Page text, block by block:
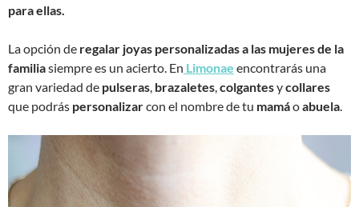
para ellas.
La opción de regalar joyas personalizadas a las mujeres de la
familiasiempre es un acierto. En Limonae encontrarás una
gran variedad de pulseras, brazaletes,colgantesycollares
que podrás personalizarcon el nombre de tu mamáoabuela.